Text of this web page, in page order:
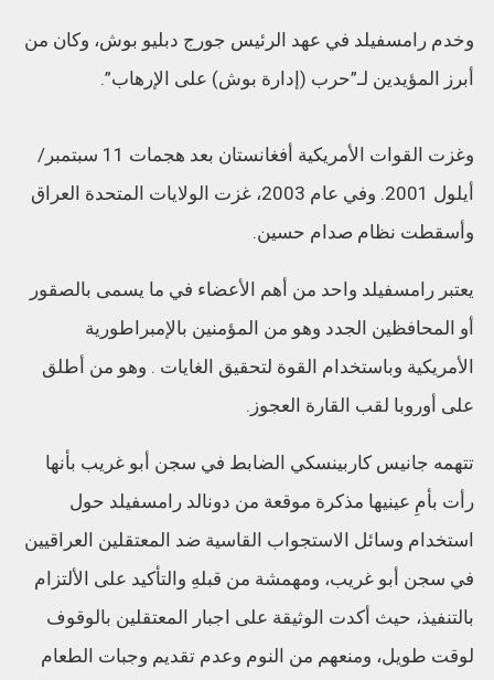
وخدم رامسفيلد في عهد الرئيس جورج دبليو بوش، وكان من
أبرز المؤيدين لـ”حرب (إدارة بوش) على الإرهاب”.
وغزت القوات الأمريكية أفغانستان بعد هجمات 11 سبتمبر/
أيلول 2001. وفي عام 2003، غزت الولايات المتحدة العراق
وأسقطت نظام صدام حسين.
يعتبر رامسفيلد واحد من أهم الأعضاء في ما يسمى بالصقور
أو المحافظين الجدد وهو من المؤمنين بالإمبراطورية
الأمريكية وباستخدام القوة لتحقيق الغايات . وهو من أطلق
على أوروبا لقب القارة العجوز.
تتهمه جانيس كاربينسكي الضابط في سجن أبو غريب بأنها
رأت بأمِ عينيها مذكرة موقعة من دونالد رامسفيلد حول
استخدام وسائل الاستجواب القاسية ضد المعتقلين العراقيين
في سجن أبو غريب، ومهمشة من قبلهِ والتأكيد على الألتزام
بالتنفيذ، حيث أكدت الوثيقة على اجبار المعتقلين بالوقوف
لوقت طويل، ومنعهم من النوم وعدم تقديم وجبات الطعام